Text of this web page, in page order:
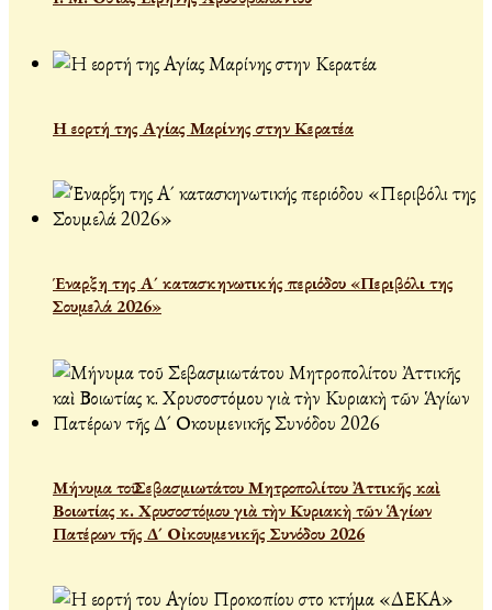
Η εορτή της Αγίας Μαρίνης στην Κερατέα
Έναρξη της Α´ κατασκηνωτικής περιόδου «Περιβόλι της
Σουμελά 2026»
Μήνυμα τοῦ Σεβασμιωτάτου Μητροπολίτου Ἀττικῆς καὶ
Βοιωτίας κ. Χρυσοστόμου γιὰ τὴν Κυριακὴ τῶν Ἁγίων
Πατέρων τῆς Δ´ Οἰκουμενικῆς Συνόδου 2026